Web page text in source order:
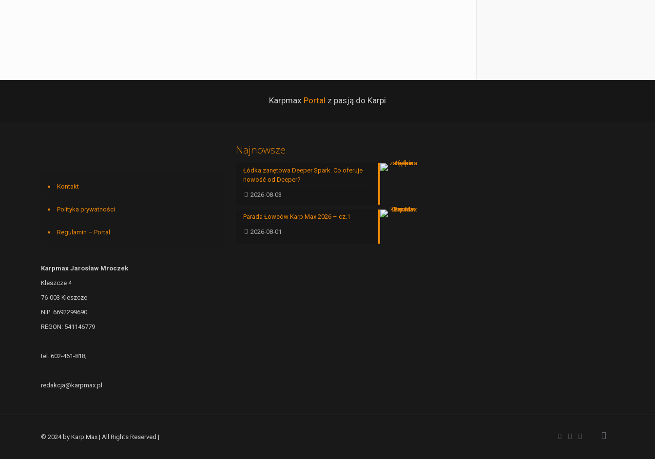
Karpmax Portal z pasją do Karpi
Kontakt
Polityka prywatności
Regulamin – Portal
Karpmax Jarosław Mroczek
Kleszcze 4
76-003 Kleszcze
NIP: 6692299690
REGON: 541146779
tel. 602-461-818;
redakcja@karpmax.pl
Najnowsze
Łódka zanętowa Deeper Spark. Co oferuje
nowość od Deeper?
2026-08-03
Parada Łowców Karp Max 2026 – cz.1
2026-08-01
© 2024 by Karp Max | All Rights Reserved |